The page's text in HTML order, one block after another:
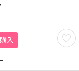
お気
購入